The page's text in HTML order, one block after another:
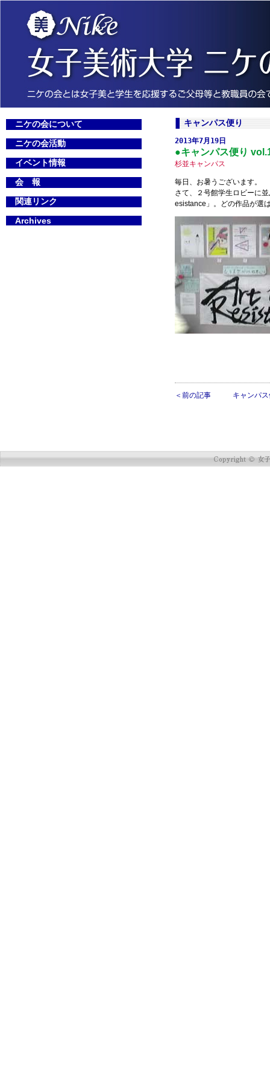
ニケの会について
ニケの会活動
イベント情報
会 報
関連リンク
Archives
キャンパス便り
2013年7月19日
●キャンパス便り
杉並キャンパス
毎日、お暑うございます。
さて、２号館学生ロビーに
esistance」。どの作品が選
＜前の記事 キャンパ